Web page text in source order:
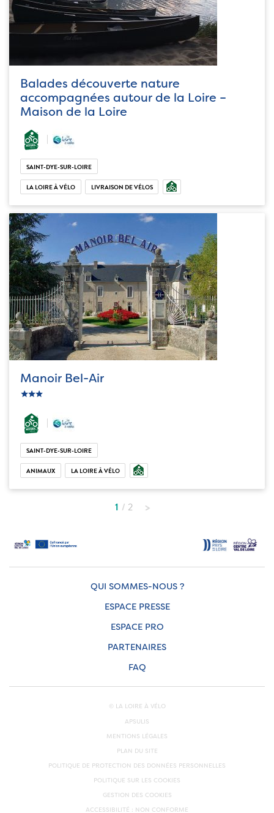
Balades découverte nature
accompagnées autour de la Loire –
Maison de la Loire
SAINT-DYE-SUR-LOIRE
LA LOIRE À VÉLO LIVRAISON DE VÉLOS
Manoir Bel-Air
ic_star
ic_star
SAINT-DYE-SUR-LOIRE
ANIMAUX LA LOIRE À VÉLO
1 2
QUI SOMMES-NOUS ?
ESPACE PRESSE
ESPACE PRO
PARTENAIRES
FAQ
© LA LOIRE À VÉLO
APSULIS
MENTIONS LÉGALES
PLAN DU SITE
POLITIQUE DE PROTECTION DES DONNÉES PERSONNELLES
POLITIQUE SUR LES COOKIES
GESTION DES COOKIES
ACCESSIBILITÉ : NON CONFORME